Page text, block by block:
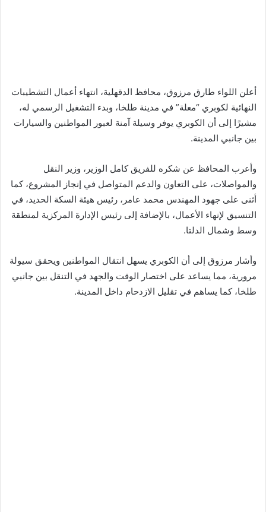
أعلن اللواء طارق مرزوق، محافظ الدقهلية، انتهاء أعمال التشطيبات
النهائية لكوبري “معلة” في مدينة طلخا، وبدء التشغيل الرسمي له،
مشيرًا إلى أن الكوبري يوفر وسيلة آمنة لعبور المواطنين والسيارات
بين جانبي المدينة.
وأعرب المحافظ عن شكره للفريق كامل الوزير، وزير النقل
والمواصلات، على التعاون والدعم المتواصل في إنجاز المشروع، كما
أثنى على جهود المهندس محمد عامر، رئيس هيئة السكة الحديد، في
التنسيق لإنهاء الأعمال، بالإضافة إلى رئيس الإدارة المركزية لمنطقة
وسط وشمال الدلتا.
وأشار مرزوق إلى أن الكوبري يسهل انتقال المواطنين ويحقق سيولة
مرورية، مما يساعد على اختصار الوقت والجهد في التنقل بين جانبي
طلخا، كما يساهم في تقليل الازدحام داخل المدينة.